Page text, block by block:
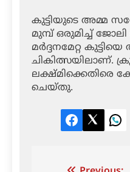
കുട്ടിയുടെ അമ്മ
മുമ്പ് ഒരുമിച്ച്
മര്‍ദ്ദനമേറ്റ
ചികിത്സയിലാണ്.
ലക്ഷ്മിക്കെതിരെ
ചെയ്തു.
Facebook
Twitter